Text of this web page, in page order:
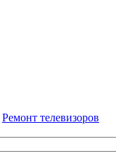
Ремонт телевизоров